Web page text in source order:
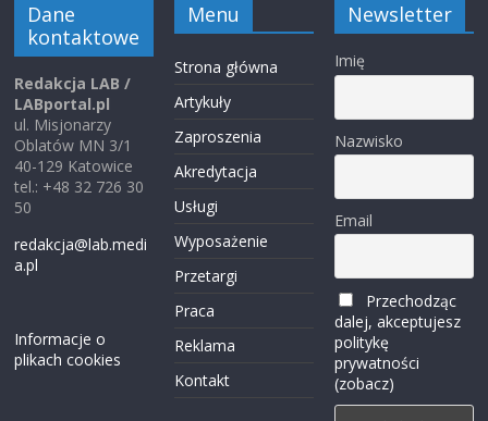
Dane
kontaktowe
Redakcja LAB /
LABportal.pl
ul. Misjonarzy
Oblatów MN 3/1
40-129 Katowice
tel.: +48 32 726 30
50
redakcja@lab.medi
a.pl
Informacje o
plikach cookies
Menu
Strona główna
Artykuły
Zaproszenia
Akredytacja
Usługi
Wyposażenie
Przetargi
Praca
Reklama
Kontakt
Newsletter
Imię
Nazwisko
Email
Przechodząc
dalej, akceptujesz
politykę
prywatności
(zobacz)